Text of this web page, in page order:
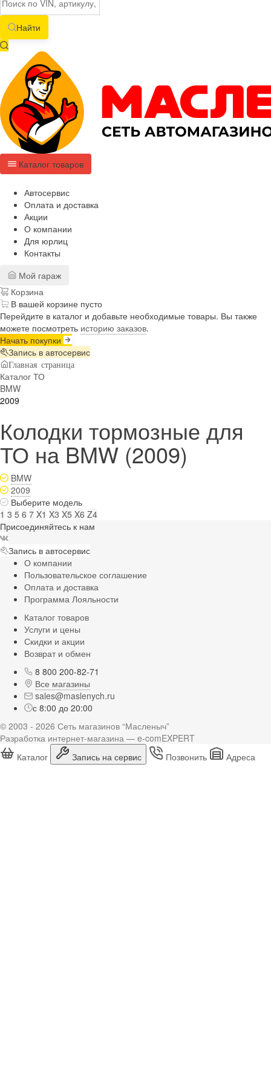
Найти
Каталог товаров
Автосервис
Оплата и доставка
Акции
О компании
Для юрлиц
Контакты
Мой гараж
Корзина
В вашей корзине пусто
Перейдите в каталог и добавьте необходимые товары. Вы также
можете посмотреть историю заказов.
Начать покупки
Запись в автосервис
Главная страница
Каталог ТО
BMW
2009
Колодки тормозные для
ТО на BMW (2009)
BMW
2009
Выберите модель
1 3 5 6 7 X1 X3 X5 X6 Z4
Присоединяйтесь к нам
Запись в автосервис
О компании
Пользовательское соглашение
Оплата и доставка
Программа Лояльности
Каталог товаров
Услуги и цены
Скидки и акции
Возврат и обмен
8 800 200-82-71
Все магазины
sales@maslenych.ru
с 8:00 до 20:00
© 2003 - 2026 Сеть магазинов “Масленыч”
Разработка интернет-магазина — e-comEXPERT
Каталог
Запись на сервис Позвонить Адреса